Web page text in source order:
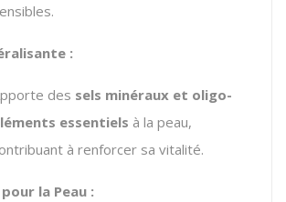
:
des sels minéraux et oligo-
essentiels à la peau,
à renforcer sa vitalité.
la Peau :